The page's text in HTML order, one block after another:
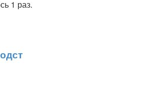
1 раз.